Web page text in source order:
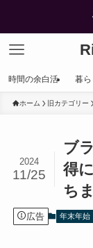
時間の余白活 暮
ホーム 旧カテゴリー
ブ
得
ち
2024
11/25
広告 年末年始